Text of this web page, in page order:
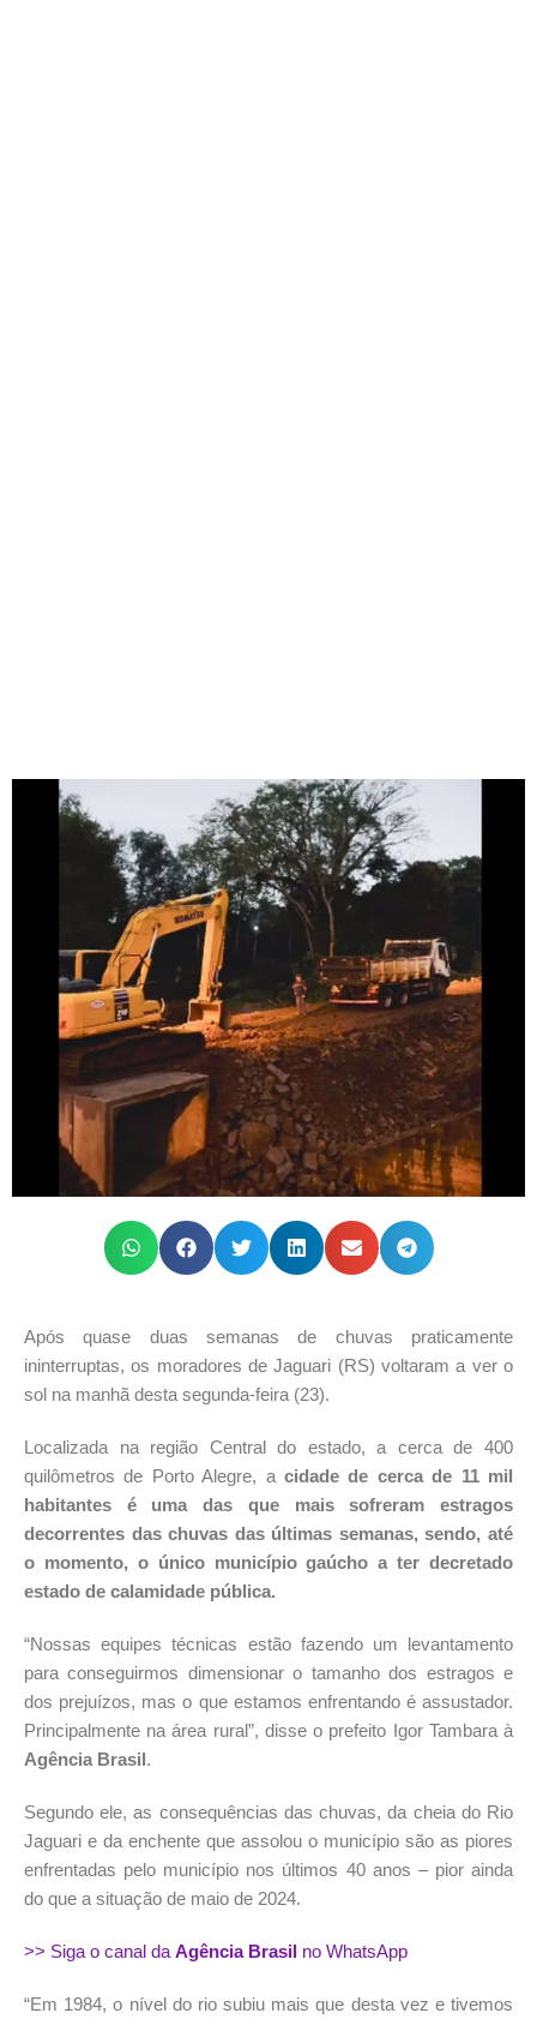
Após quase duas semanas de chuvas praticamente
ininterruptas, os moradores de Jaguari (RS) voltaram a ver o
sol na manhã desta segunda-feira (23).
Localizada na região Central do estado, a cerca de 400
quilômetros de Porto Alegre, a cidade de cerca de 11 mil
habitantes é uma das que mais sofreram estragos
decorrentes das chuvas das últimas semanas, sendo, até
o momento, o único município gaúcho a ter decretado
estado de calamidade pública.
“Nossas equipes técnicas estão fazendo um levantamento
para conseguirmos dimensionar o tamanho dos estragos e
dos prejuízos, mas o que estamos enfrentando é assustador.
Principalmente na área rural”, disse o prefeito Igor Tambara à
Agência Brasil .
Segundo ele, as consequências das chuvas, da cheia do Rio
Jaguari e da enchente que assolou o município são as piores
enfrentadas pelo município nos últimos 40 anos – pior ainda
do que a situação de maio de 2024.
>> Siga o canal daAgência Brasil no WhatsApp
“Em 1984, o nível do rio subiu mais que desta vez e tivemos